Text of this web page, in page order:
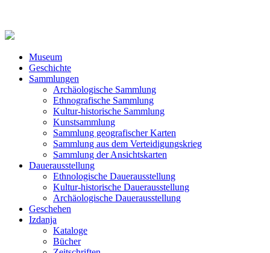
Museum
Geschichte
Sammlungen
Archäologische Sammlung
Ethnografische Sammlung
Kultur-historische Sammlung
Kunstsammlung
Sammlung geografischer Karten
Sammlung aus dem Verteidigungskrieg
Sammlung der Ansichtskarten
Dauerausstellung
Ethnologische Dauerausstellung
Kultur-historische Dauerausstellung
Archäologische Dauerausstellung
Geschehen
Izdanja
Kataloge
Bücher